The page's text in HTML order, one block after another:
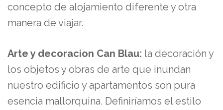
concepto de alojamiento diferente y otra
manera de viajar.
Arte y decoracion Can Blau: la decoración y
los objetos y obras de arte que inundan
nuestro edificio y apartamentos son pura
esencia mallorquina. Definiríamos el estilo